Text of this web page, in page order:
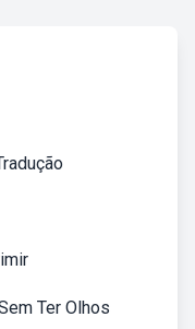
Ter Olhos